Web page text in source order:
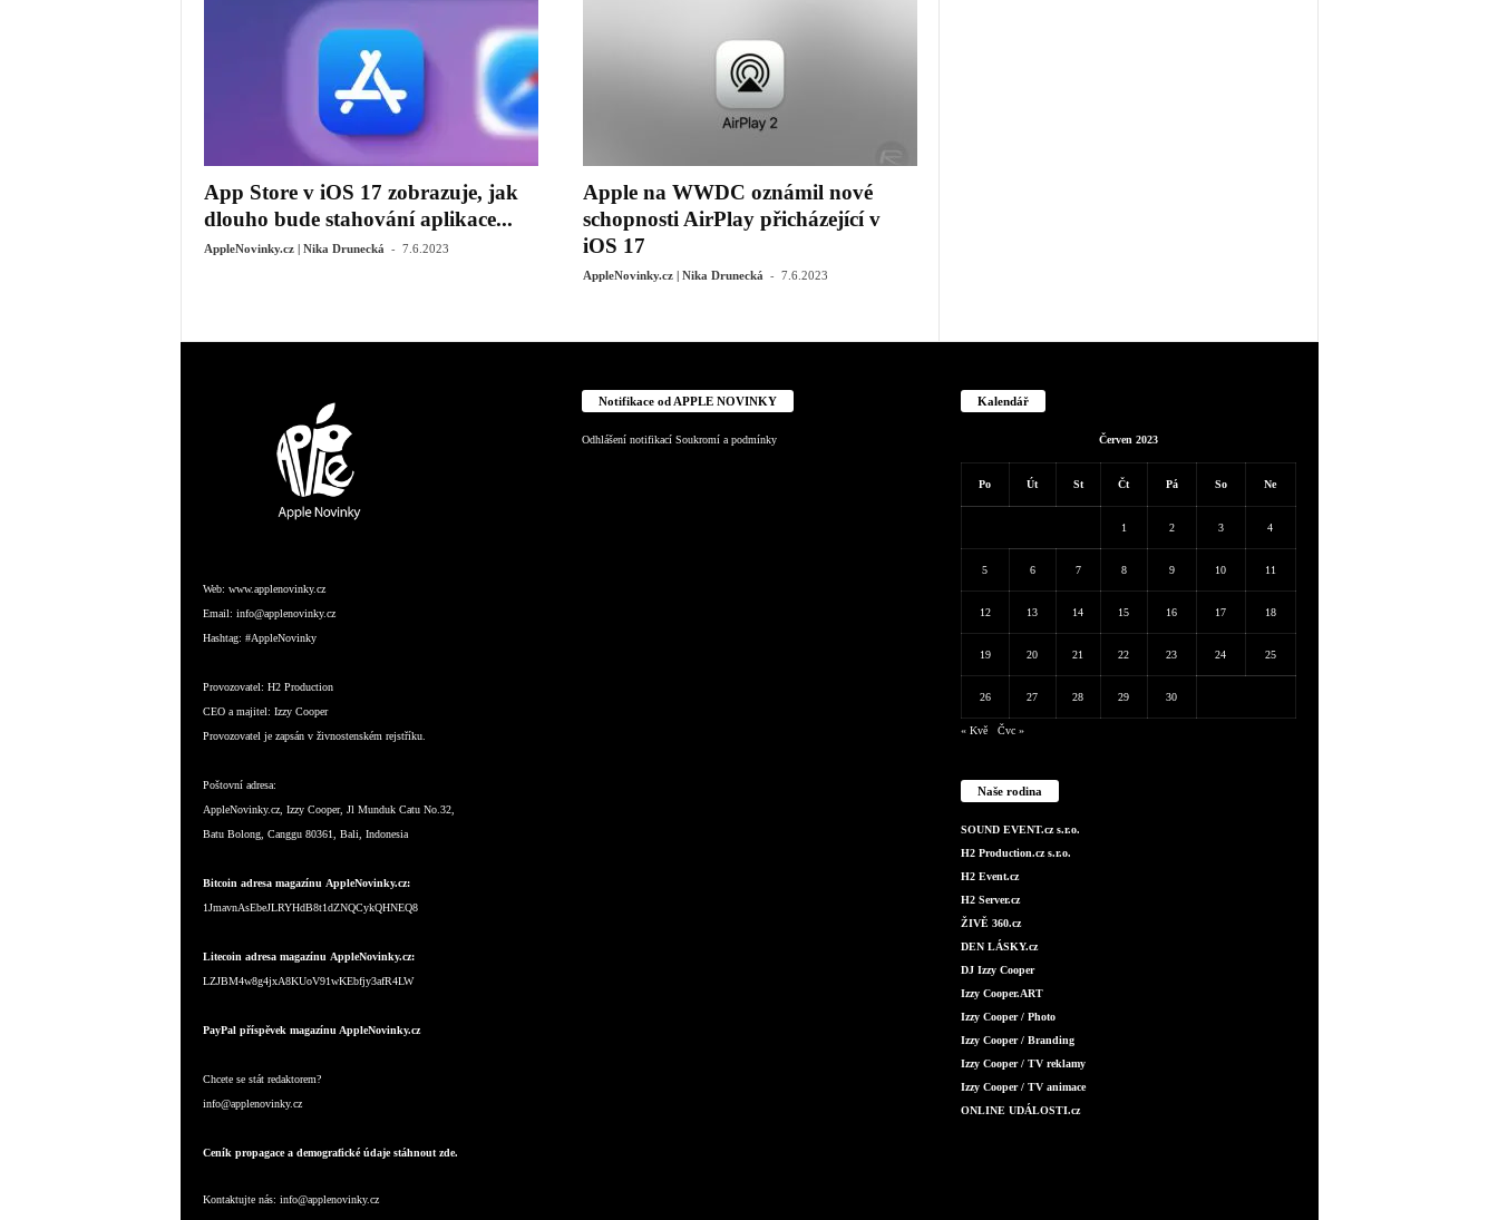
App Store v iOS 17 zobrazuje, jak
dlouho bude stahování aplikace...
AppleNovinky.cz | Nika Drunecká - 7.6.2023
Apple na WWDC oznámil nové
schopnosti AirPlay přicházející v
iOS 17
AppleNovinky.cz | Nika Drunecká - 7.6.2023
Web: www.applenovinky.cz
Email: info@applenovinky.cz
Hashtag: #AppleNovinky
Provozovatel: H2 Production
CEO a majitel: Izzy Cooper
Provozovatel je zapsán v živnostenském rejstříku.
Poštovní adresa:
AppleNovinky.cz, Izzy Cooper, Jl Munduk Catu No.32,
Batu Bolong, Canggu 80361, Bali, Indonesia
Bitcoin adresa magazínu AppleNovinky.cz:
1JmavnAsEbeJLRYHdB8t1dZNQCykQHNEQ8
Litecoin adresa magazínu AppleNovinky.cz:
LZJBM4w8g4jxA8KUoV91wKEbfjy3afR4LW
PayPal příspěvek magazínu AppleNovinky.cz
Chcete se stát redaktorem?
info@applenovinky.cz
Ceník propagace a demografické údaje stáhnout zde.
Kontaktujte nás: info@applenovinky.cz
Notifikace od APPLE NOVINKY
Odhlášení notifikací Soukromí a podmínky
Kalendář
Červen 2023
Po Út St Čt Pá So Ne
1 2 3 4
5 6 7 8 9 10 11
12 13 14 15 16 17 18
19 20 21 22 23 24 25
26 27 28 29 30
« Kvě Čvc »
Naše rodina
SOUND EVENT.cz s.r.o.
H2 Production.cz s.r.o.
H2 Event.cz
H2 Server.cz
ŽIVĚ 360.cz
DEN LÁSKY.cz
DJ Izzy Cooper
Izzy Cooper.ART
Izzy Cooper / Photo
Izzy Cooper / Branding
Izzy Cooper / TV reklamy
Izzy Cooper / TV animace
ONLINE UDÁLOSTI.cz